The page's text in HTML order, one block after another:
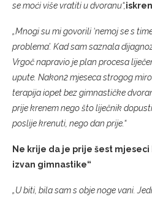
se moći više vratiti u dvoranu“,
„Mnogi su mi govorili ‘nemoj se s
problema’. Kad sam saznala
Vrgoč napravio je plan procesa
upute. Nakon2 mjeseca strogog
terapija iopet bez gimnastičke
prije krenem nego što liječnik
poslije krenuti, nego dan prije.“
Ne krije da je prije šest
izvan gimnastike“
„U biti, bila sam s obje noge vani.